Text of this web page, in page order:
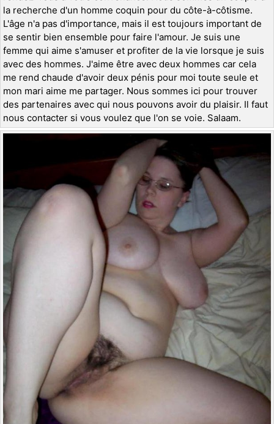
la recherche d'un homme coquin pour du côte-à-côtisme.
L'âge n'a pas d'importance, mais il est toujours important de
se sentir bien ensemble pour faire l'amour. Je suis une
femme qui aime s'amuser et profiter de la vie lorsque je suis
avec des hommes. J'aime être avec deux hommes car cela
me rend chaude d'avoir deux pénis pour moi toute seule et
mon mari aime me partager. Nous sommes ici pour trouver
des partenaires avec qui nous pouvons avoir du plaisir. Il faut
nous contacter si vous voulez que l'on se voie. Salaam.